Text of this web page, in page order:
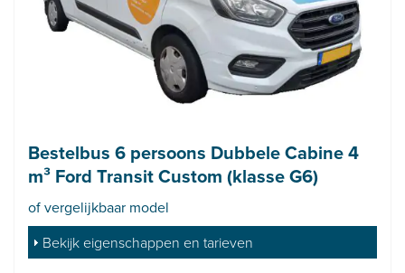
Bestelbus 6 persoons Dubbele Cabine 4
m³ Ford Transit Custom (klasse G6)
of vergelijkbaar model
Bekijk eigenschappen en tarieven